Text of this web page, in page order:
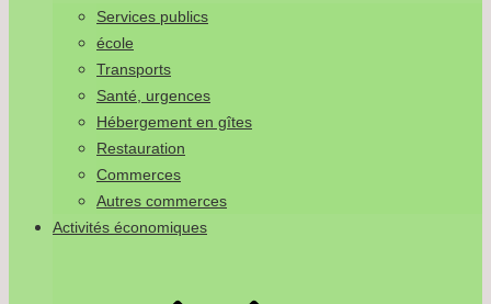
Services publics
école
Transports
Santé, urgences
Hébergement en gîtes
Restauration
Commerces
Autres commerces
Activités économiques